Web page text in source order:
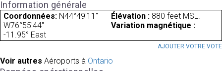
Information générale
Coordonnées: N44°49'11"
W76°55'44"
Élévation : 880 feet MSL.
Variation magnétique :
-11.95° East
AJOUTER VOTRE VOTE
Voir autres Aéroports à Ontario